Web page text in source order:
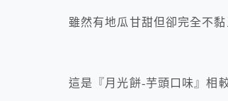
雖然有地瓜甘甜但卻完全不黏
這是『月光餅-芋頭口味』相